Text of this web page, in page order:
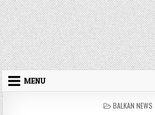
MENU
POSTED
BALKAN NEWS